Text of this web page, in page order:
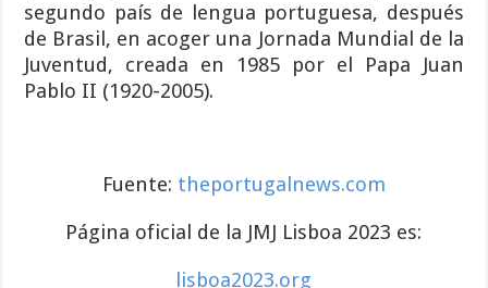
segundo país de lengua portuguesa, después
de Brasil, en acoger una Jornada Mundial de la
Juventud, creada en 1985 por el Papa Juan
Pablo II (1920-2005).
Fuente: theportugalnews.com
Página oficial de la JMJ Lisboa 2023 es:
lisboa2023.org